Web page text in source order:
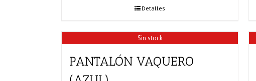
Detalles
Sin stock
PANTALÓN VAQUERO